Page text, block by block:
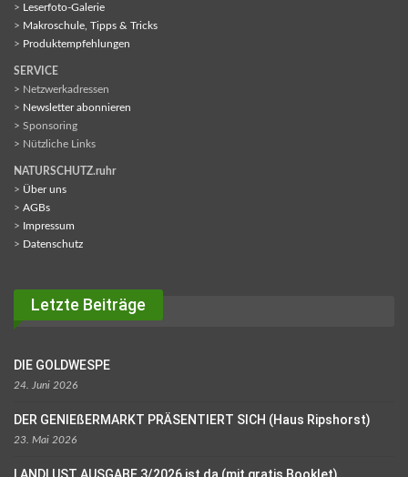
> Leserfoto-Galerie
> Makroschule, Tipps & Tricks
> Produktempfehlungen
SERVICE
> Netzwerkadressen
> Newsletter abonnieren
> Sponsoring
> Nützliche Links
NATURSCHUTZ.ruhr
> Über uns
> AGBs
> Impressum
> Datenschutz
Letzte Beiträge
DIE GOLDWESPE
24. Juni 2026
DER GENIEßERMARKT PRÄSENTIERT SICH (Haus Ripshorst)
23. Mai 2026